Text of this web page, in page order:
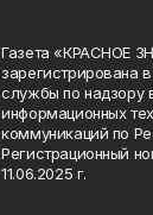
Газета «КРАСНОЕ
зарегистрирована
службы по надзору
информационных
коммуникаций по
Регистрационный
11.06.2025 г.